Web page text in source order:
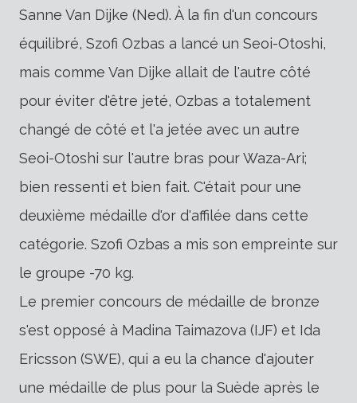
Sanne Van Dijke (Ned). À la fin d'un concours
équilibré, Szofi Ozbas a lancé un Seoi-Otoshi,
mais comme Van Dijke allait de l'autre côté
pour éviter d'être jeté, Ozbas a totalement
changé de côté et l'a jetée avec un autre
Seoi-Otoshi sur l'autre bras pour Waza-Ari;
bien ressenti et bien fait. C'était pour une
deuxième médaille d'or d'affilée dans cette
catégorie. Szofi Ozbas a mis son empreinte sur
le groupe -70 kg.
Le premier concours de médaille de bronze
s'est opposé à Madina Taimazova (IJF) et Ida
Ericsson (SWE), qui a eu la chance d'ajouter
une médaille de plus pour la Suède après le